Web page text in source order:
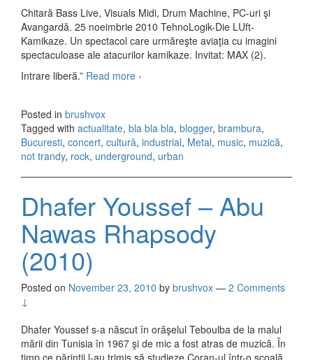
Chitară Bass Live, Visuals Midi, Drum Machine, PC-uri şi
Avangardă. 25 noeimbrie 2010 TehnoLogik-Die LUft-
Kamikaze. Un spectacol care urmăreşte aviaţia cu imagini
spectaculoase ale atacurilor kamikaze. Invitat: MAX (2).
Intrare liberă.” Read more TehnoLogik, Club A – Hoisan şi
›
Posted in brushvox
Tagged with actualitate, bla bla bla, blogger, brambura,
Bucuresti, concert, cultură, industrial, Metal, music, muzică,
not trandy, rock, underground, urban
Dhafer Youssef – Abu
Nawas Rhapsody
(2010)
Posted on November 23, 2010 by brushvox — 2 Comments
↓
Dhafer Youssef s-a născut în orăşelul Teboulba de la malul
mării din Tunisia în 1967 şi de mic a fost atras de muzică. În